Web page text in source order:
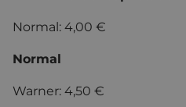
Normal: 4,00 €
Normal
Warner: 4,50 €